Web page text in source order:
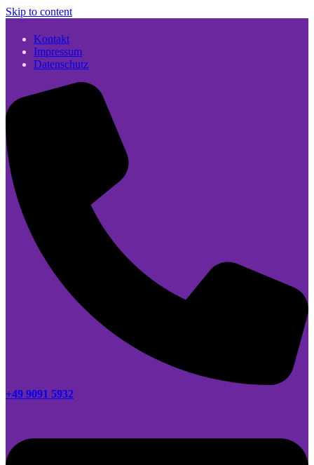
Skip to content
Kontakt
Impressum
Datenschutz
+49 9091 5932